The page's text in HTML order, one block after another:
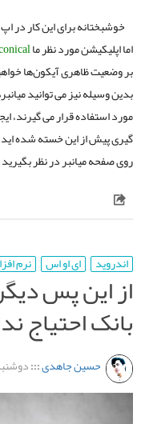
خوشبختانه برای این کار در
اما اپلیکیشن مورد نظر ما
بر وضعیت ظاهری آیکون‌ها
بدین وسیله نیز می توانید
مورد استفاده قرار می گیرند،
گیری پیش از این خسته شده
روی صفحه میانبر در نظر
اندروید ای او اس نرم
از این پس
بانک احتیاج
حسین جاهدی:::دوشنبه ۱